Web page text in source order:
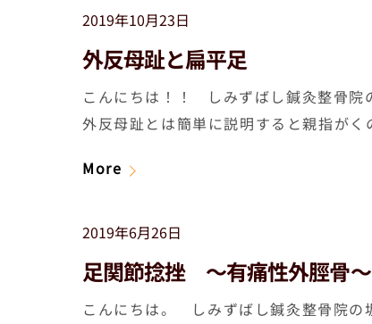
2019年10月23日
外反母趾と扁平足
こんにちは！！ しみずばし鍼灸整骨院
外反母趾とは簡単に説明すると親指が
More
2019年6月26日
足関節捻挫 ～有痛性外脛骨～
こんにちは。 しみずばし鍼灸整骨院